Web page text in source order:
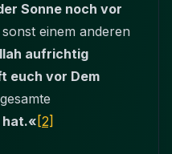
Sonne noch vor
einem anderen
aufrichtig
euch vor Dem
[2]